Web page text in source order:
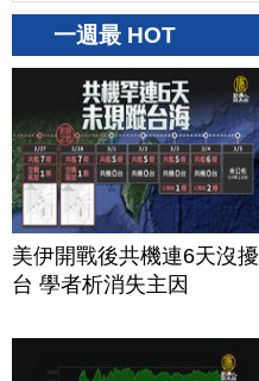
一週最 HOT
美伊開戰後共機連6天沒擾
台 學者析消失主因